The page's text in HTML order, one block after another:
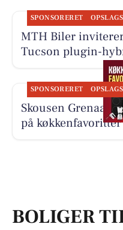
SPONSORERET
MTH Biler
Tucson plugin-
SPONSORERET
Skousen Grenaa
på køkkenfavoritter
BOLIGER